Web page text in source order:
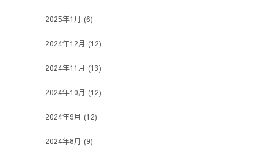
2025年1月 (6)
2024年12月 (12)
2024年11月 (13)
2024年10月 (12)
2024年9月 (12)
2024年8月 (9)